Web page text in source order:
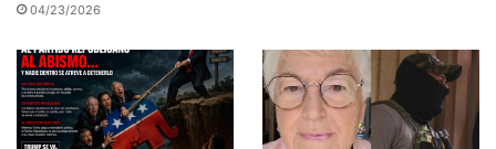
04/23/2026